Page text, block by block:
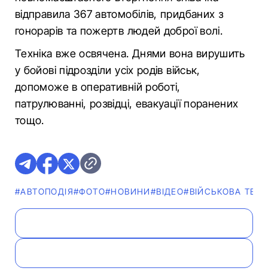
відправила 367 автомобілів, придбаних з
гонорарів та пожертв людей доброї волі.
Техніка вже освячена. Днями вона вирушить
у бойові підрозділи усіх родів військ,
допоможе в оперативній роботі,
патрулюванні, розвідці, евакуації поранених
тощо.
#АВТОПОДІЯ#ФОТО#НОВИНИ#ВІДЕО#ВІЙСЬКОВА